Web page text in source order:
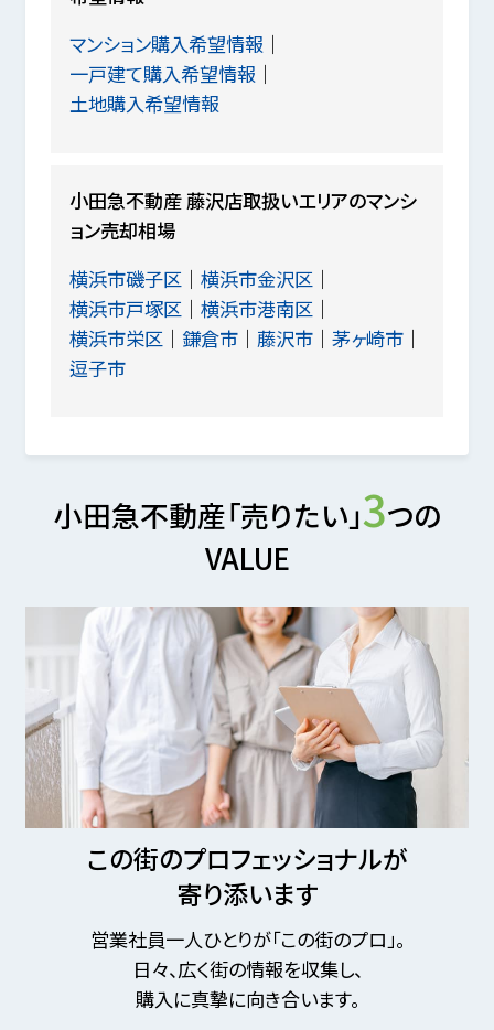
マンション購入希望情報
一戸建て購入希望情報
土地購入希望情報
小田急不動産 藤沢店取扱いエリアのマンシ
ョン売却相場
横浜市磯子区
横浜市金沢区
横浜市戸塚区
横浜市港南区
横浜市栄区
鎌倉市 藤沢市
茅ヶ崎市
逗子市
小田急不動産「売りたい」3つの
VALUE
この街のプロフェッショナルが
寄り添います
営業社員一人ひとりが「この街のプロ」。
日々、広く街の情報を収集し、
購入に真摯に向き合います。